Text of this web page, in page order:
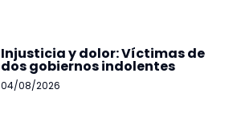
Injusticia y dolor: Víctimas de
dos gobiernos indolentes
04/08/2026